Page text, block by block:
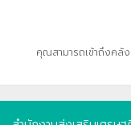
คุณสามารถเข้าถึงคลั